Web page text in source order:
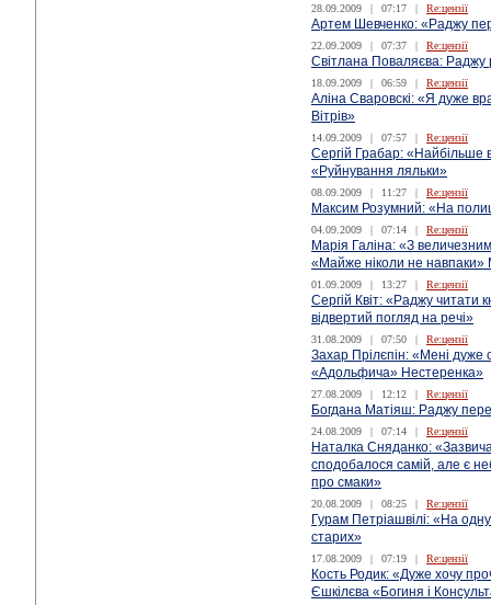
28.09.2009 | 07:17 | Re:цензії
Артем Шевченко: «Раджу
22.09.2009 | 07:37 | Re:цензії
Світлана Поваляєва:
18.09.2009 | 06:59 | Re:цензії
Аліна Сваровскі: «Я дуже
Вітрів»
14.09.2009 | 07:57 | Re:цензії
Сергій Грабар:
«Руйнування ляльки»
08.09.2009 | 11:27 | Re:цензії
Максим Розумний: «На
04.09.2009 | 07:14 | Re:цензії
Марія Галіна: «З
«Майже ніколи не навпаки»
01.09.2009 | 13:27 | Re:цензії
Сергій Квіт: «Раджу читати
відвертий погляд на речі»
31.08.2009 | 07:50 | Re:цензії
Захар Прілєпін: «Мені
«Адольфича» Нестеренка»
27.08.2009 | 12:12 | Re:цензії
Богдана Матіяш: Раджу
24.08.2009 | 07:14 | Re:цензії
Наталка Сняданко:
сподобалося самій, але є
про смаки»
20.08.2009 | 08:25 | Re:цензії
Гурам Петріашвілі: «На
старих»
17.08.2009 | 07:19 | Re:цензії
Кость Родик: «Дуже хочу
Єшкілєва «Богиня і